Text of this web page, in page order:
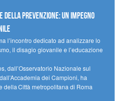
della Prevenzione: un impegno
l’incontro dedicato ad analizzare lo
il disagio giovanile e l’educazione
dall’Osservatorio Nazionale sul
dei Campioni, ha
della Città metropolitana di Roma